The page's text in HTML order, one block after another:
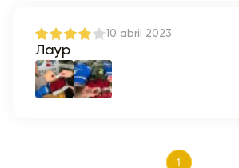
10 abril 2023
Лаур
1